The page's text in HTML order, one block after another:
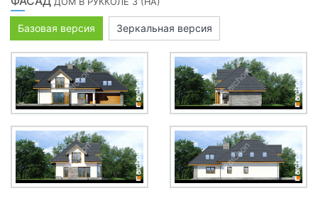
Базовая версия Зеркальная версия